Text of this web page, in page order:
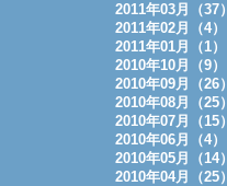
2011年03月（37）
2011年02月（4）
2011年01月（1）
2010年10月（9）
2010年09月（26）
2010年08月（25）
2010年07月（15）
2010年06月（4）
2010年05月（14）
2010年04月（25）